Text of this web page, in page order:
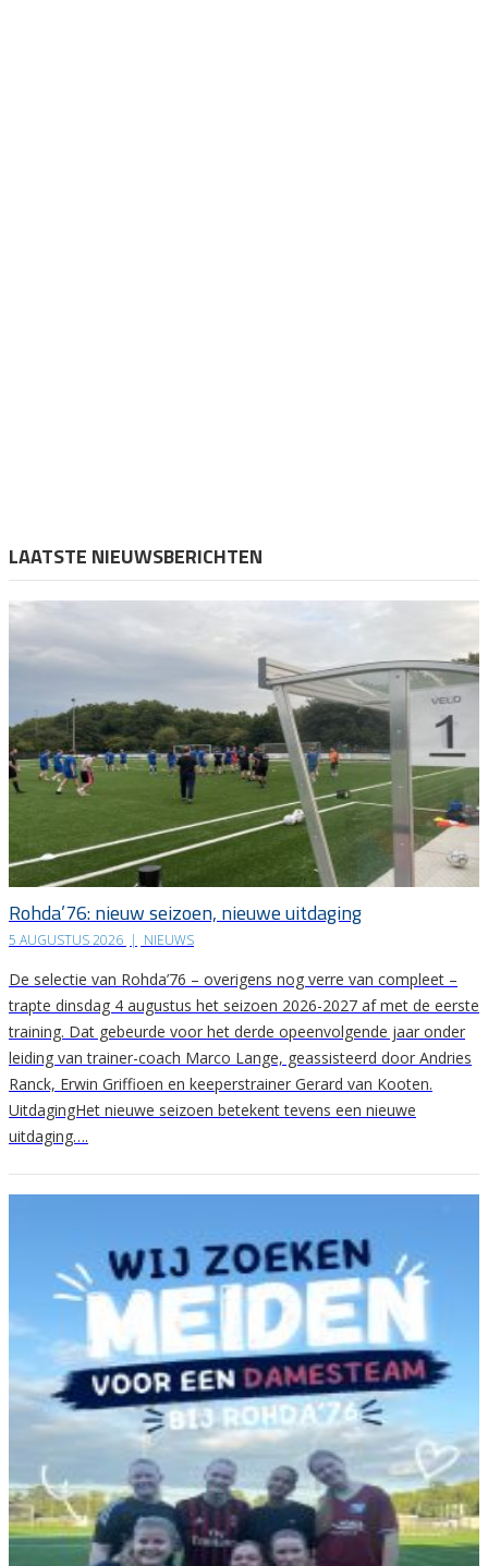
LAATSTE NIEUWSBERICHTEN
Rohda’76: nieuw seizoen, nieuwe uitdaging
5 AUGUSTUS 2026 | NIEUWS
De selectie van Rohda’76 – overigens nog verre van compleet –
trapte dinsdag 4 augustus het seizoen 2026-2027 af met de eerste
training. Dat gebeurde voor het derde opeenvolgende jaar onder
leiding van trainer-coach Marco Lange, geassisteerd door Andries
Ranck, Erwin Griffioen en keeperstrainer Gerard van Kooten.
UitdagingHet nieuwe seizoen betekent tevens een nieuwe
uitdaging….